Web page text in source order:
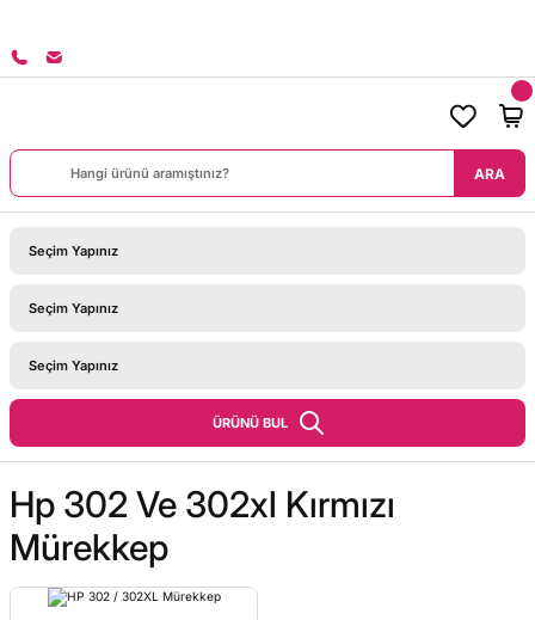
ARA
ÜRÜNÜ BUL
Hp 302 Ve 302xl Kırmızı
Mürekkep